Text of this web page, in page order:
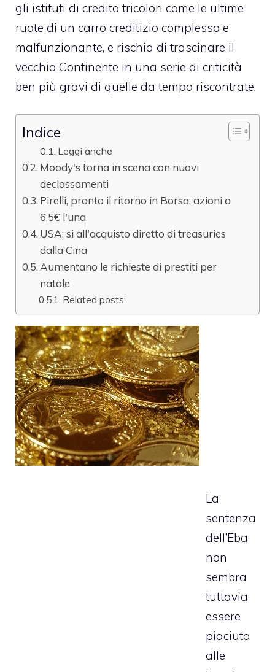
gli istituti di credito tricolori come le ultime
ruote di un carro creditizio complesso e
malfunzionante, e rischia di trascinare il
vecchio Continente in una serie di criticità
ben più gravi di quelle da tempo riscontrate.
Indice
Leggi anche
Moody's torna in scena con nuovi
declassamenti
Pirelli, pronto il ritorno in Borsa: azioni a
6,5€ l'una
USA: si all'acquisto diretto di treasuries
dalla Cina
Aumentano le richieste di prestiti per
natale
Related posts:
La
sentenza
dell’Eba
non
sembra
tuttavia
essere
piaciuta
alle